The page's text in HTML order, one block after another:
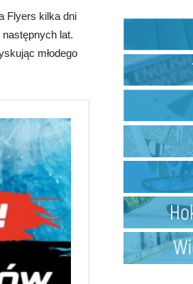
Flyers kilka dni
lat.
młodego